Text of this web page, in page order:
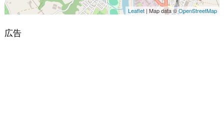
Leaflet| Map data ©OpenStreetMap
広告